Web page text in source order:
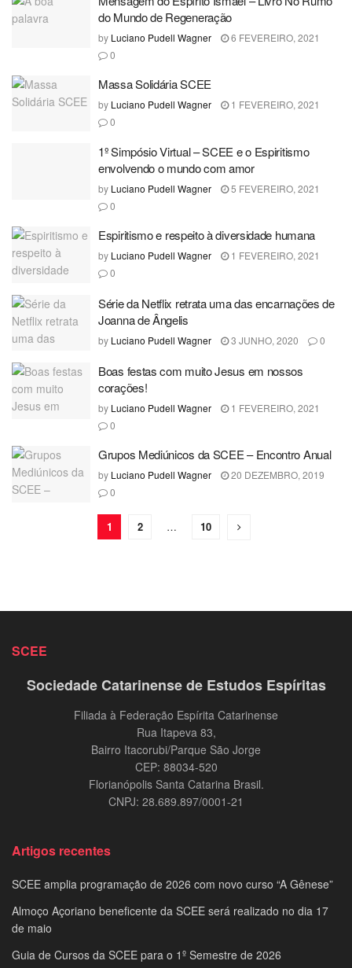
do Mundo de Regeneração
by Luciano Pudell Wagner
6 FEVEREIRO, 2021
0
Massa Solidária SCEE
by Luciano Pudell Wagner
1 FEVEREIRO, 2021
0
1º Simpósio Virtual – SCEE e o Espiritismo
envolvendo o mundo com amor
by Luciano Pudell Wagner
5 FEVEREIRO, 2021
0
Espiritismo e respeito à diversidade humana
by Luciano Pudell Wagner
1 FEVEREIRO, 2021
0
Série da Netflix retrata uma das encarnações de
Joanna de Ângelis
by Luciano Pudell Wagner 3 JUNHO, 2020 0
Boas festas com muito Jesus em nossos
corações!
by Luciano Pudell Wagner
1 FEVEREIRO, 2021
0
Grupos Mediúnicos da SCEE – Encontro Anual
by Luciano Pudell Wagner
20 DEZEMBRO, 2019
0
1 2 … 10
SCEE
Sociedade Catarinense de Estudos Espíritas
Filiada à Federação Espírita Catarinense
Rua Itapeva 83,
Bairro Itacorubi/Parque São Jorge
CEP: 88034-520
Florianópolis Santa Catarina Brasil.
CNPJ: 28.689.897/0001-21
Artigos recentes
SCEE amplia programação de 2026 com novo curso “A Gênese”
Almoço Açoriano beneficente da SCEE será realizado no dia 17
de maio
Guia de Cursos da SCEE para o 1º Semestre de 2026